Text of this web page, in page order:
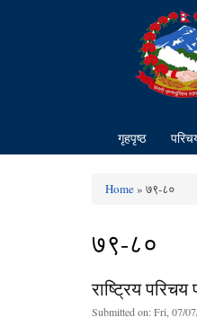
गृहपृष्ठ
You are here
Home» ७९-८०
७९-८०
राष्ट्रिय
Submitted on:Fri, 07/